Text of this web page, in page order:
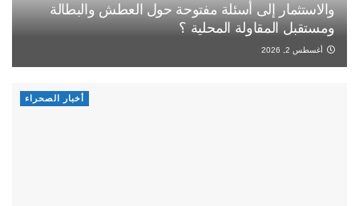
والاستثمار إلى أسئلة مفتوحة حول العطش والبطالة
ومستقبل المقاولة المحلية ؟
أغسطس 2, 2026
أخبار الصحراء